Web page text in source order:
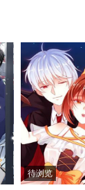
待浏览